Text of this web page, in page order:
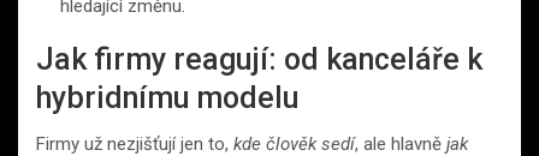
hledající změnu.
Jak firmy reagují: od kanceláře k
hybridnímu modelu
Firmy už nezjišťují jen to, kde člověk sedí, ale hlavně jak